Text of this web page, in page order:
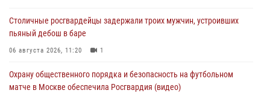
Столичные росгвардейцы задержали троих мужчин, устроивших
пьяный дебош в баре
06 августа 2026, 11:20 1
Охрану общественного порядка и безопасность на футбольном
матче в Москве обеспечила Росгвардия (видео)